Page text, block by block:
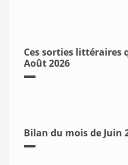
Ces sorties littéraires
Août 2026
Bilan du mois de Juin